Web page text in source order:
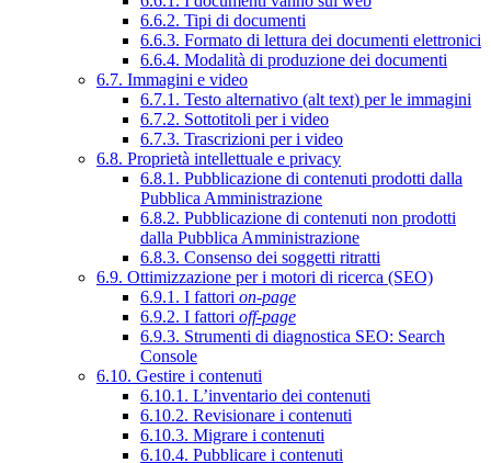
6.6.2. Tipi di documenti
6.6.3. Formato di lettura dei documenti elettronici
6.6.4. Modalità di produzione dei documenti
6.7. Immagini e video
6.7.1. Testo alternativo (alt text) per le immagini
6.7.2. Sottotitoli per i video
6.7.3. Trascrizioni per i video
6.8. Proprietà intellettuale e privacy
6.8.1. Pubblicazione di contenuti prodotti dalla
Pubblica Amministrazione
6.8.2. Pubblicazione di contenuti non prodotti
dalla Pubblica Amministrazione
6.8.3. Consenso dei soggetti ritratti
6.9. Ottimizzazione per i motori di ricerca (SEO)
6.9.1. I fattori on-page
6.9.2. I fattori off-page
6.9.3. Strumenti di diagnostica SEO: Search
Console
6.10. Gestire i contenuti
6.10.1. L’inventario dei contenuti
6.10.2. Revisionare i contenuti
6.10.3. Migrare i contenuti
6.10.4. Pubblicare i contenuti